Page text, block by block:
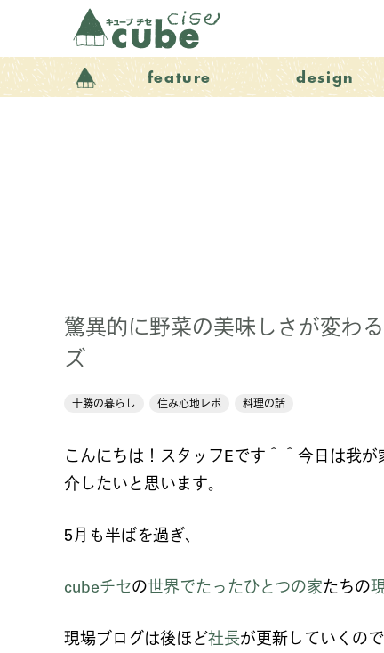
feature design
驚異的に野菜の美味しさが変わ
ズ
十勝の暮らし 住み心地レポ 料理の話
こんにちは！スタッフEです＾＾今日は我
介したいと思います。
5月も半ばを過ぎ、
cubeチセの世界でたったひとつの家たちの
現場ブログは後ほど社長が更新していくの